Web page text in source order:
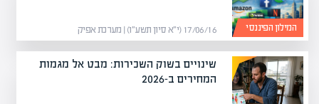
המילון הפיננסי 17/06/16 (י״א סיון תשע״ו) | מערכת אפיק
שינויים בשוק השכירות: מבט אל מגמות
המחירים ב-2026